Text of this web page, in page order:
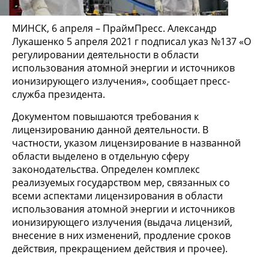
МИНСК, 6 апреля – ПраймПресс. Александр
Лукашенко 5 апреля 2021 г подписал указ №137 «О
регулировании деятельности в области
использования атомной энергии и источников
ионизирующего излучения», сообщает пресс-
служба президента.
Документом повышаются требования к
лицензированию данной деятельности. В
частности, указом лицензирование в названной
области выделено в отдельную сферу
законодательства. Определен комплекс
реализуемых государством мер, связанных со
всеми аспектами лицензирования в области
использования атомной энергии и источников
ионизирующего излучения (выдача лицензий,
внесение в них изменений, продление сроков
действия, прекращением действия и прочее).